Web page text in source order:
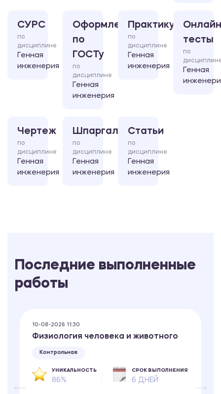
СУРС
по
дисциплине
Генная
инженерия
Оформление
по
ГОСТу
по
дисциплине
Генная
инженерия
Практикум
по
дисциплине
Генная
инженерия
тесты
по
Генная
Чертеж
по
дисциплине
Генная
инженерия
Шпаргалка
по
дисциплине
Генная
инженерия
Статьи
по
дисциплине
Генная
инженерия
Последние выполненные
работы
10-08-2026 11:30
Физиология человека и животного
Контрольная
УНИКАЛЬНОСТЬ
86%
СРОК ВЫПОЛНЕНИЯ
6 ДНЕЙ